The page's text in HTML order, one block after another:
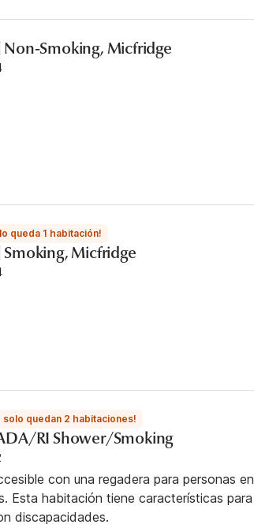
Non-Smoking, Micfridge
queda 1 habitación!
Smoking, Micfridge
solo quedan 2 habitaciones!
RI Shower/Smoking
con una regadera para personas en
Esta habitación tiene características para
discapacidades.